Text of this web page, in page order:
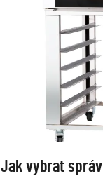
Jak vybrat